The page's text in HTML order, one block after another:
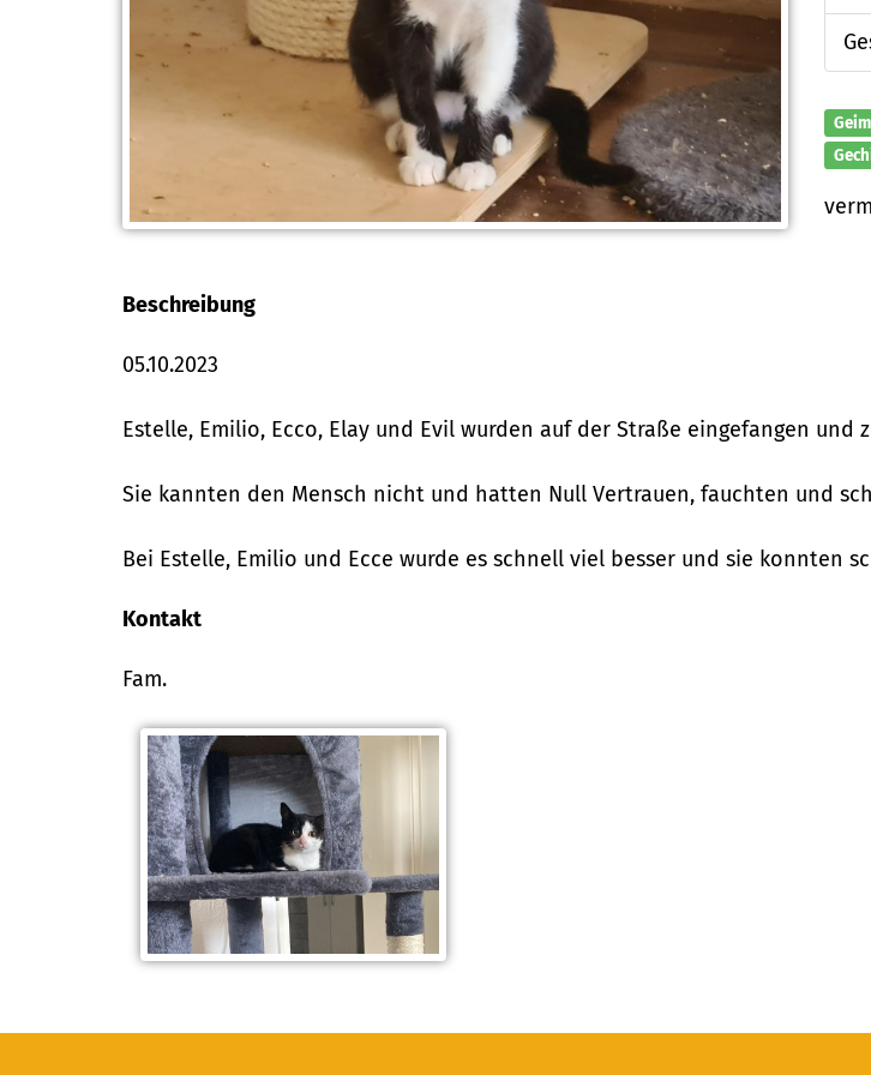
Beschreibung
05.10.2023
Estelle, Emilio, Ecco, Elay und Evil wurden auf der Straße eingefangen und
Sie kannten den Mensch nicht und hatten Null Vertrauen, fauchten und
Bei Estelle, Emilio und Ecce wurde es schnell viel besser und sie konnten
Kontakt
Fam.